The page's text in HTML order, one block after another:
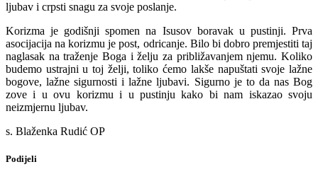
ljubav i crpsti snagu za svoje poslanje.
Korizma je godišnji spomen na Isusov boravak u pustinji. Prva
asocijacija na korizmu je post, odricanje. Bilo bi dobro premjestiti taj
naglasak na traženje Boga i želju za približavanjem njemu. Koliko
budemo ustrajni u toj želji, toliko ćemo lakše napuštati svoje lažne
bogove, lažne sigurnosti i lažne ljubavi. Sigurno je to da nas Bog
zove i u ovu korizmu i u pustinju kako bi nam iskazao svoju
neizmjernu ljubav.
s. Blaženka Rudić OP
Podijeli